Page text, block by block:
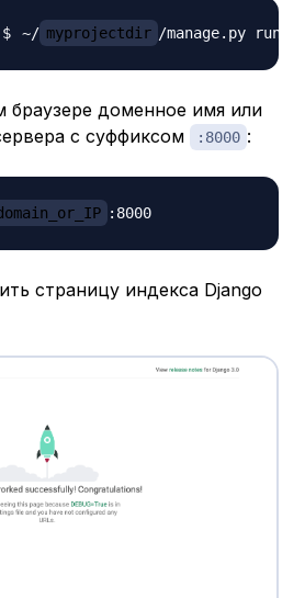
~/ myprojectdir /manage.py
браузере доменное имя или
с суффиксом
:8000 :
страницу индекса Django